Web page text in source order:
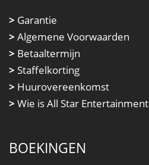
> Garantie
> Algemene Voorwaarden
> Betaaltermijn
> Staffelkorting
> Huurovereenkomst
> Wie is All Star Entertainment
BOEKINGEN